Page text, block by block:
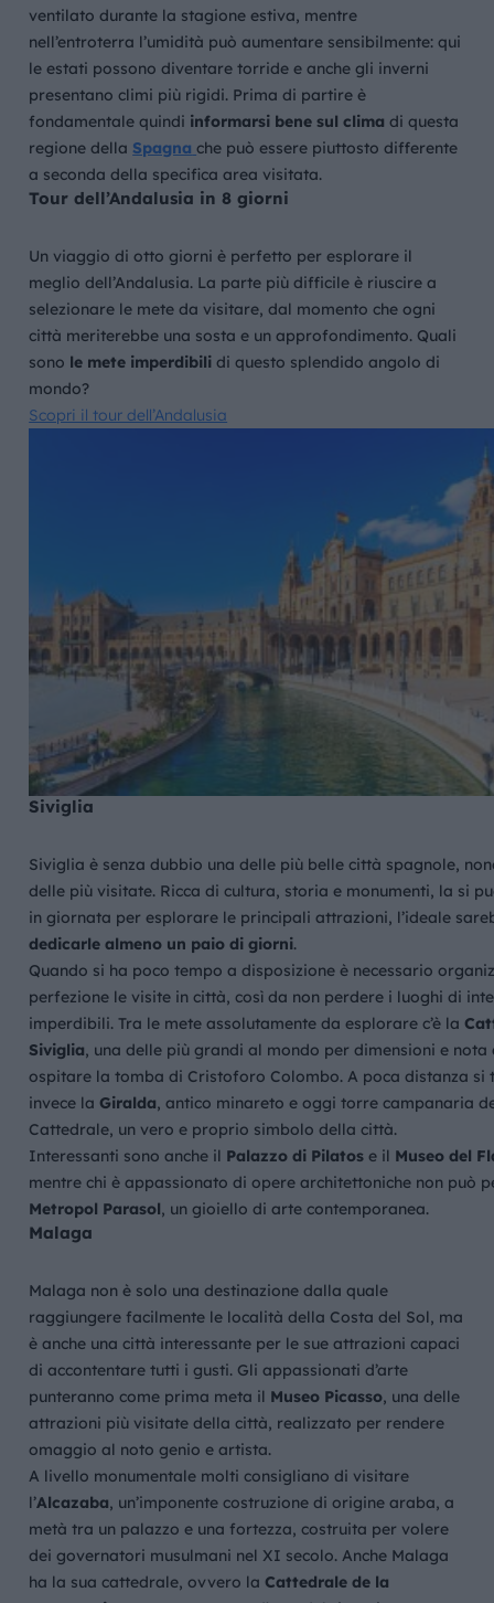
ventilato durante la stagione estiva, mentre
nell’entroterra l’umidità può aumentare sensibilmente: qui
le estati possono diventare torride e anche gli inverni
presentano climi più rigidi. Prima di partire è
fondamentale quindi informarsi bene sul clima di questa
regione della Spagna che può essere piuttosto differente
a seconda della specifica area visitata.
Tour dell’Andalusia in 8 giorni
Un viaggio di otto giorni è perfetto per esplorare il
meglio dell’Andalusia. La parte più difficile è riuscire a
selezionare le mete da visitare, dal momento che ogni
città meriterebbe una sosta e un approfondimento. Quali
sono le mete imperdibili di questo splendido angolo di
mondo?
Scopri il tour dell’Andalusia
Siviglia
Siviglia è senza dubbio una delle più belle città spagnole,
delle più visitate. Ricca di cultura, storia e monumenti, la si
in giornata per esplorare le principali attrazioni, l’ideale
dedicarle almeno un paio di giorni.
Quando si ha poco tempo a disposizione è necessario
perfezione le visite in città, così da non perdere i luoghi di
imperdibili. Tra le mete assolutamente da esplorare c’è la
Siviglia, una delle più grandi al mondo per dimensioni e nota
ospitare la tomba di Cristoforo Colombo. A poca distanza si
invece la Giralda, antico minareto e oggi torre campanaria
Cattedrale, un vero e proprio simbolo della città.
Interessanti sono anche il Palazzo di Pilatos e il Museo del
mentre chi è appassionato di opere architettoniche non può
Metropol Parasol, un gioiello di arte contemporanea.
Malaga
Malaga non è solo una destinazione dalla quale
raggiungere facilmente le località della Costa del Sol, ma
è anche una città interessante per le sue attrazioni capaci
di accontentare tutti i gusti. Gli appassionati d’arte
punteranno come prima meta il Museo Picasso, una delle
attrazioni più visitate della città, realizzato per rendere
omaggio al noto genio e artista.
A livello monumentale molti consigliano di visitare
l’Alcazaba, un’imponente costruzione di origine araba, a
metà tra un palazzo e una fortezza, costruita per volere
dei governatori musulmani nel XI secolo. Anche Malaga
ha la sua cattedrale, ovvero la Cattedrale de la